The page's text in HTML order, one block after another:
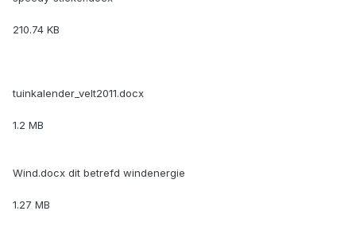
210.74 KB
tuinkalender_velt2011.docx
1.2 MB
Wind.docx dit betrefd windenergie
1.27 MB